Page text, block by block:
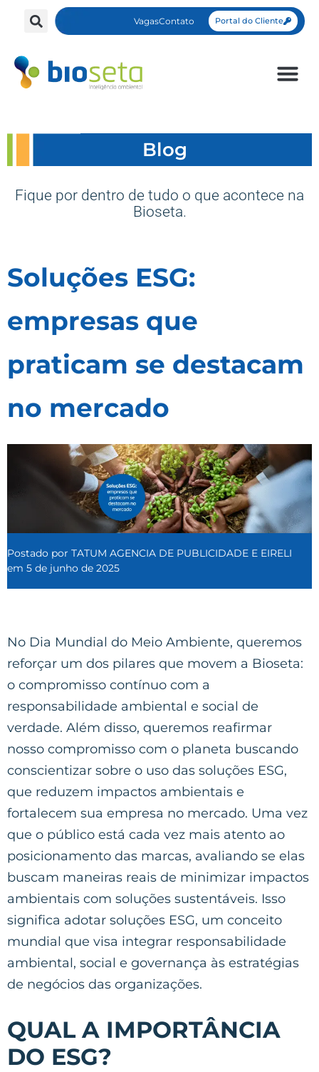
VagasContato Portal do Cliente
Blog
Fique por dentro de tudo o que acontece na
Bioseta.
Soluções ESG:
empresas que
praticam se destacam
no mercado
Postado por TATUM AGENCIA DE PUBLICIDADE E EIRELI
em 5 de junho de 2025
No Dia Mundial do Meio Ambiente, queremos
reforçar um dos pilares que movem a Bioseta:
o compromisso contínuo com a
responsabilidade ambiental e social de
verdade. Além disso, queremos reafirmar
nosso compromisso com o planeta buscando
conscientizar sobre o uso das soluções ESG,
que reduzem impactos ambientais e
fortalecem sua empresa no mercado. Uma vez
que o público está cada vez mais atento ao
posicionamento das marcas, avaliando se elas
buscam maneiras reais de minimizar impactos
ambientais com soluções sustentáveis. Isso
significa adotar soluções ESG, um conceito
mundial que visa integrar responsabilidade
ambiental, social e governança às estratégias
de negócios das organizações.
QUAL A IMPORTÂNCIA
DO ESG?